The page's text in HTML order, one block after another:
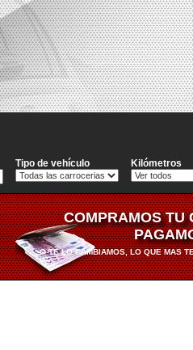
Tipo de vehículo Kilómetros
COMPRAMOS TU
O TE LO CAMBIAMOS, LO QUE MAS